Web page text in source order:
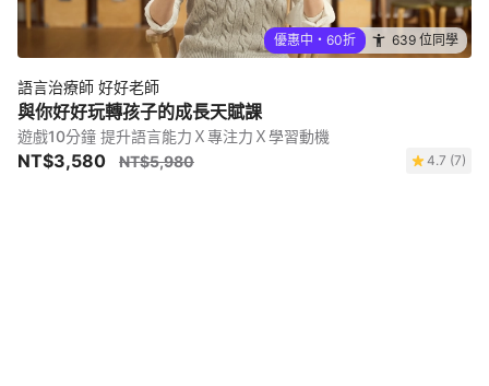
優惠中・60折 639 位同學
語言治療師 好好老師
與你好好玩轉孩子的成長天賦課
遊戲10分鐘 提升語言能力Ｘ專注力Ｘ學習動機
NT$3,580 NT$5,980 4.7 (7)